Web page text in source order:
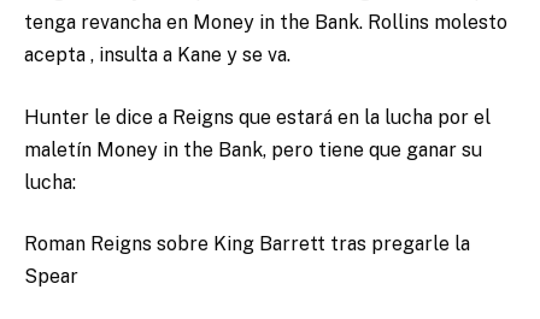
tenga revancha en Money in the Bank. Rollins molesto
acepta , insulta a Kane y se va.
Hunter le dice a Reigns que estará en la lucha por el
maletín Money in the Bank, pero tiene que ganar su
lucha:
Roman Reigns sobre King Barrett tras pregarle la
Spear